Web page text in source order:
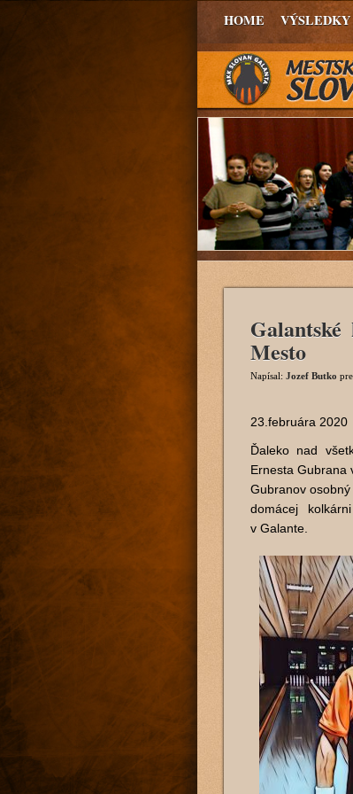
HOME VÝSLEDKY
Mesto
Napísal: Jozef Butko
23.februára 2020
Ďaleko nad
Ernesta Gubrana
Gubranov
domácej
v Galante.